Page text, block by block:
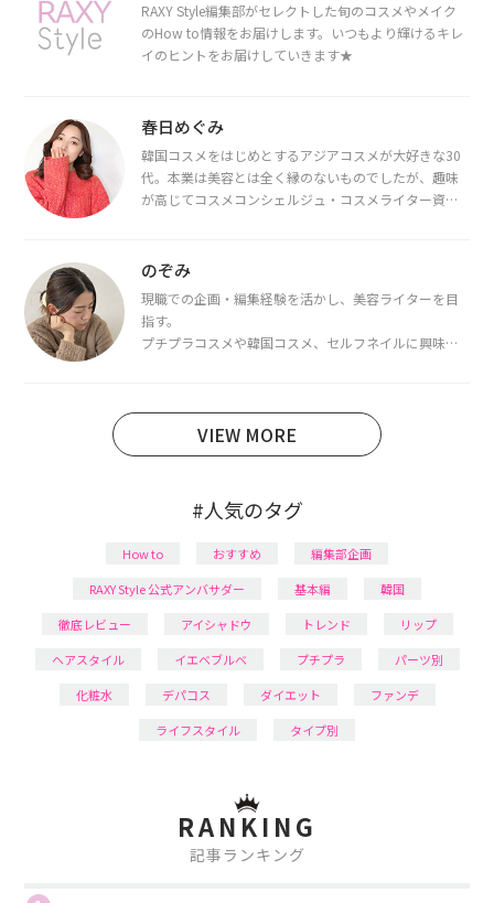
RAXY Style編集部がセレクトした旬のコスメやメイク
のHow to情報をお届けします。いつもより輝けるキレ
イのヒントをお届けしていきます★
春日めぐみ
韓国コスメをはじめとするアジアコスメが大好きな30
代。本業は美容とは全く縁のないものでしたが、趣味
が高じてコスメコンシェルジュ・コスメライター資格
断・骨格診断によるイメージコンサルティングも行っ
のぞみ
現職での企画・編集経験を活かし、美容ライターを目
指す。
プチプラコスメや韓国コスメ、セルフネイルに興味が
日本化粧品検定1級保有。
VIEW MORE
#人気のタグ
How to おすすめ
編集部企画
RAXY Style 公式アンバサダー
基本編
韓国
徹底レビュー
アイシャドウ トレンド
リップ
ヘアスタイル
イエベブルベ プチプラ
パーツ別
化粧水
デパコス ダイエット
ファンデ
ライフスタイル
タイプ別
RANKING
記事ランキング